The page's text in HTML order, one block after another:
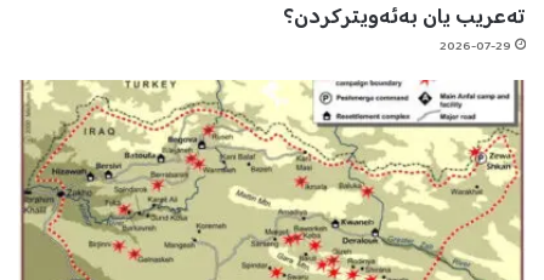
تەعریب یان بەئەویترکردن؟
2026-07-29